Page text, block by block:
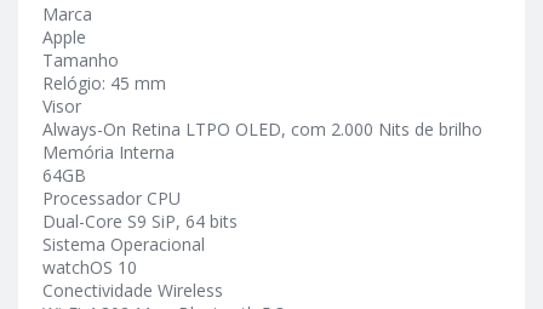
Marca
Apple
Tamanho
Relógio: 45 mm
Visor
Always-On Retina LTPO OLED, com 2.000 Nits de brilho
Memória Interna
64GB
Processador CPU
Dual-Core S9 SiP, 64 bits
Sistema Operacional
watchOS 10
Conectividade Wireless